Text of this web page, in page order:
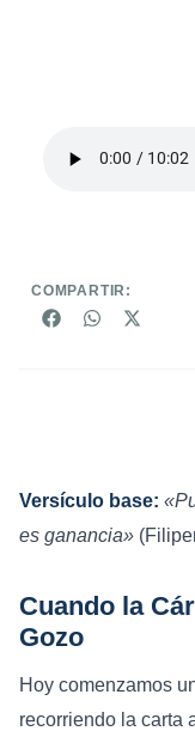
COMPARTIR:
Versículo base:
es ganancia»
Cuando la
Gozo
Hoy comenzamos
recorriendo la carta